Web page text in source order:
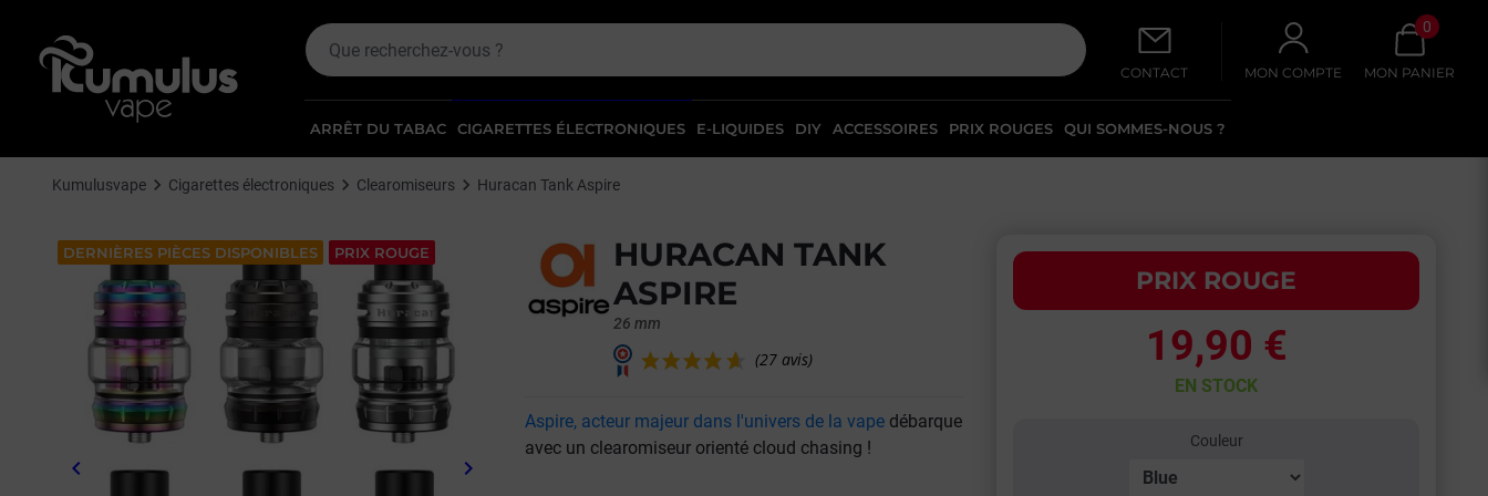
CONTACT
ARRÊT DU TABAC CIGARETTES ÉLECTRONIQUES E-LIQUIDES DIY ACCESSOIRES PRIX ROUGES QUI SOMMES-NOUS ?
MON COMPTE
0
MON PANIER
Kumulusvape Cigarettes électroniques Clearomiseurs Huracan Tank Aspire
DERNIÈRES PIÈCES DISPONIBLES PRIX ROUGE
Précédent
keyboard_arrow_left Suivant
keyboard_arrow_right
HURACAN TANK
ASPIRE
(27 avis)
26 mm
Aspire, acteur majeur dans l'univers de la vapedébarque
avec un clearomiseur orienté cloud chasing !
PRIX ROUGE
19,90 €
EN STOCK
Couleur